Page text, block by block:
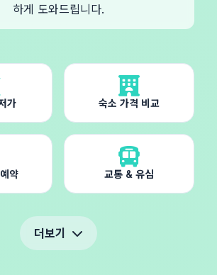
하게 도와드립니다.
가 숙소 가격 비교
약 교통 & 유심
더보기